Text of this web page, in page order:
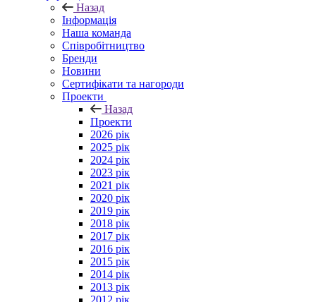
Назад
Інформація
Наша команда
Співробітництво
Бренди
Новини
Сертифікати та нагороди
Проекти
Назад
Проекти
2026 рік
2025 рік
2024 рік
2023 рік
2021 рік
2020 рік
2019 рік
2018 рік
2017 рік
2016 рік
2015 рік
2014 рік
2013 рік
2012 рік